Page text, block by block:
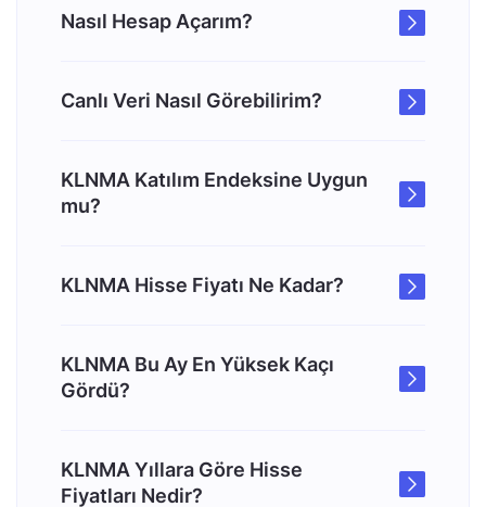
Nasıl Hesap Açarım?
Canlı Veri Nasıl Görebilirim?
KLNMA Katılım Endeksine Uygun
mu?
KLNMA Hisse Fiyatı Ne Kadar?
KLNMA Bu Ay En Yüksek Kaçı
Gördü?
KLNMA Yıllara Göre Hisse
Fiyatları Nedir?